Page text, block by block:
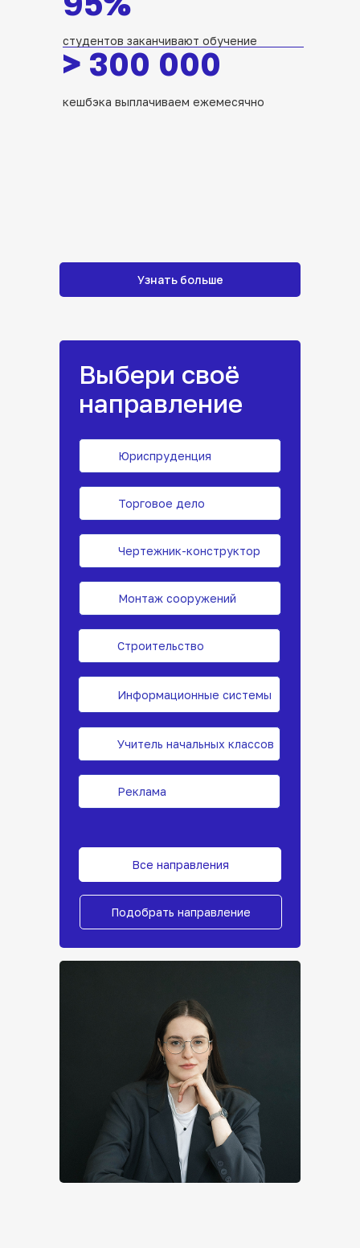
студентов заканчивают обучение
> 300 000
кешбэка выплачиваем ежемесячно
Узнать больше
Выбери своё
направление
Подобрать направление
Все направления
Строительство
Информационные системы
Чертежник-конструктор
Монтаж сооружений
Реклама
Учитель начальных классов
Торговое дело
Юриспруденция